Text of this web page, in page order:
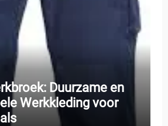
Duurzame en
Werkkleding voor